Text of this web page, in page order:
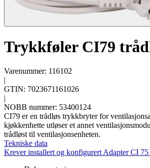
Trykkføler CI79
Varenummer: 116102
|
GTIN: 7023671161026
|
NOBB nummer: 53400124
CI79 er en trådløs trykkbryter for
kjøkkenhette utløser et annet
trådløst til ventilasjonsenheten.
Tekniske data
Krever installert og konfigurert Adapter CI